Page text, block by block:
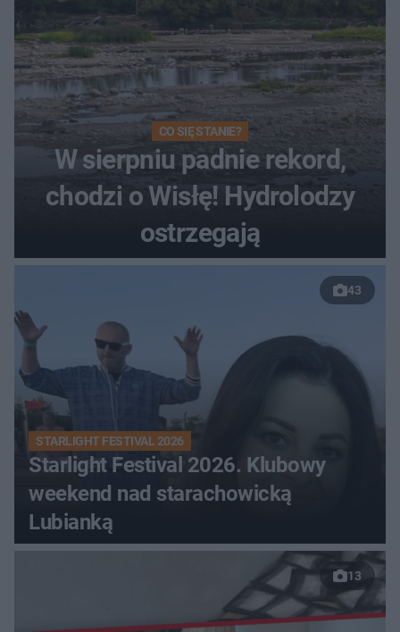
CO SIĘ STANIE?
W sierpniu padnie rekord,
chodzi o Wisłę! Hydrolodzy
ostrzegają
43
STARLIGHT FESTIVAL 2026
Starlight Festival 2026. Klubowy
weekend nad starachowicką
Lubianką
13